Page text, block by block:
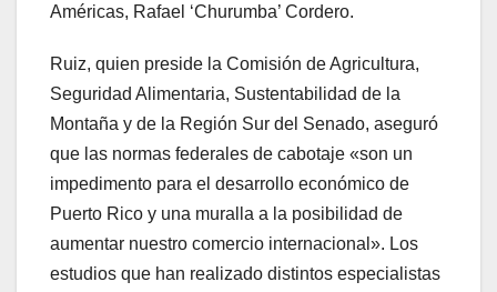
Américas, Rafael ‘Churumba’ Cordero.
Ruiz, quien preside la Comisión de Agricultura,
Seguridad Alimentaria, Sustentabilidad de la
Montaña y de la Región Sur del Senado, aseguró
que las normas federales de cabotaje «son un
impedimento para el desarrollo económico de
Puerto Rico y una muralla a la posibilidad de
aumentar nuestro comercio internacional». Los
estudios que han realizado distintos especialistas